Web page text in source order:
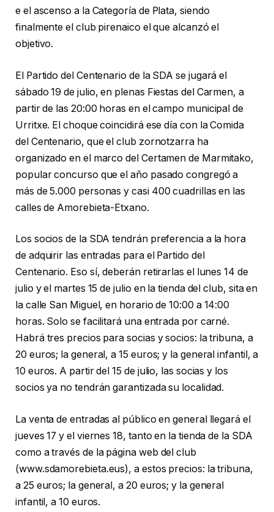
e el ascenso a la Categoría de Plata, siendo
finalmente el club pirenaico el que alcanzó el
objetivo.
El Partido del Centenario de la SDA se jugará el
sábado 19 de julio, en plenas Fiestas del Carmen, a
partir de las 20:00 horas en el campo municipal de
Urritxe. El choque coincidirá ese día con la Comida
del Centenario, que el club zornotzarra ha
organizado en el marco del Certamen de Marmitako,
popular concurso que el año pasado congregó a
más de 5.000 personas y casi 400 cuadrillas en las
calles de Amorebieta-Etxano.
Los socios de la SDA tendrán preferencia a la hora
de adquirir las entradas para el Partido del
Centenario. Eso sí, deberán retirarlas el lunes 14 de
julio y el martes 15 de julio en la tienda del club, sita en
la calle San Miguel, en horario de 10:00 a 14:00
horas. Solo se facilitará una entrada por carné.
Habrá tres precios para socias y socios: la tribuna, a
20 euros; la general, a 15 euros; y la general infantil, a
10 euros. A partir del 15 de julio, las socias y los
socios ya no tendrán garantizada su localidad.
La venta de entradas al público en general llegará el
jueves 17 y el viernes 18, tanto en la tienda de la SDA
como a través de la página web del club
(www.sdamorebieta.eus), a estos precios: la tribuna,
a 25 euros; la general, a 20 euros; y la general
infantil, a 10 euros.